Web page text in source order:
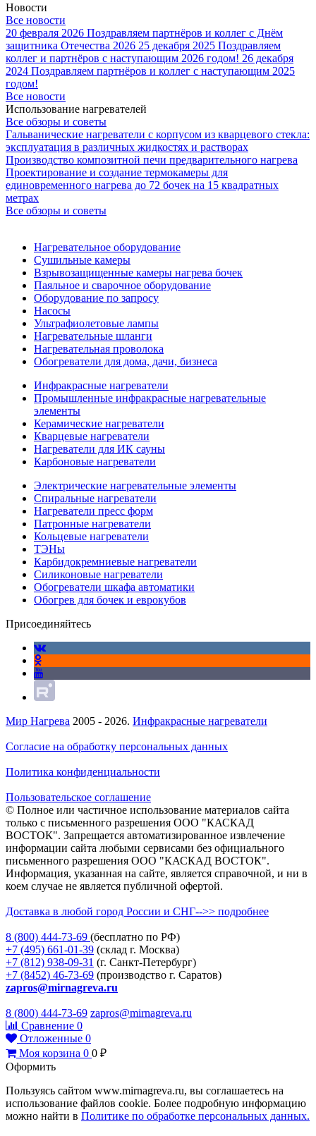
Новости
Все новости
20 февраля 2026 Поздравляем партнёров и коллег с Днём
защитника Отечества 2026 25 декабря 2025 Поздравляем
коллег и партнёров с наступающим 2026 годом! 26 декабря
2024 Поздравляем партнёров и коллег с наступающим 2025
годом!
Все новости
Использование нагревателей
Все обзоры и советы
Гальванические нагреватели с корпусом из кварцевого стекла:
эксплуатация в различных жидкостях и растворах
Производство композитной печи предварительного нагрева
Проектирование и создание термокамеры для
единовременного нагрева до 72 бочек на 15 квадратных
метрах
Все обзоры и советы
Нагревательное оборудование
Сушильные камеры
Взрывозащищенные камеры нагрева бочек
Паяльное и сварочное оборудование
Оборудование по запросу
Насосы
Ультрафиолетовые лампы
Нагревательные шланги
Нагревательная проволока
Обогреватели для дома, дачи, бизнеса
Инфракрасные нагреватели
Промышленные инфракрасные нагревательные
элементы
Керамические нагреватели
Кварцевые нагреватели
Нагреватели для ИК сауны
Карбоновые нагреватели
Электрические нагревательные элементы
Спиральные нагреватели
Нагреватели пресс форм
Патронные нагреватели
Кольцевые нагреватели
ТЭНы
Карбидокремниевые нагреватели
Силиконовые нагреватели
Обогреватели шкафа автоматики
Обогрев для бочек и еврокубов
Присоединяйтесь
Мир Нагрева 2005 - 2026. Инфракрасные нагреватели
Согласие на обработку персональных данных
Политика конфиденциальности
Пользовательское соглашение
© Полное или частичное использование материалов сайта
только с письменного разрешения ООО "КАСКАД
ВОСТОК". Запрещается автоматизированное извлечение
информации сайта любыми сервисами без официального
письменного разрешения ООО "КАСКАД ВОСТОК".
Информация, указанная на сайте, является справочной, и ни в
коем случае не является публичной офертой.
Доставка в любой город России и СНГ-->> подробнее
8 (800) 444-73-69 (бесплатно по РФ)
+7 (495) 661-01-39 (склад г. Москва)
+7 (812) 938-09-31 (г. Санкт-Петербург)
+7 (8452) 46-73-69 (производство г. Саратов)
zapros@mirnagreva.ru
8 (800) 444-73-69 zapros@mirnagreva.ru
Сравнение 0
Отложенные 0
Моя корзина 0 0 ₽
Оформить
Пользуясь сайтом www.mirnagreva.ru, вы соглашаетесь на
использование файлов cookie. Более подробную информацию
можно найти в Политике по обработке персональных данных.